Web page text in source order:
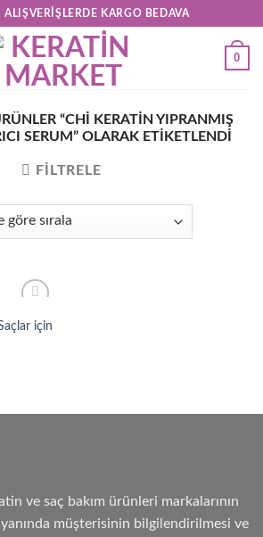
KARGO BEDAVA
0
“CHI KERATIN YIPRANMIŞ
SERUM” OLARAK ETIKETLENDI
FILTRELE
Add to
wishlist
için
ve saç bakım ürünleri markalarının
yanında müşterisinin bilgilendirilmesi ve